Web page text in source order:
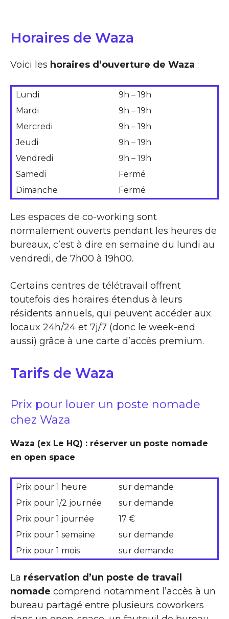
Horaires de Waza
Voici les horaires d’ouverture de Waza :
Lundi
9h – 19h
Mardi
9h – 19h
Mercredi
9h – 19h
Jeudi
9h – 19h
Vendredi
9h – 19h
Samedi
Fermé
Dimanche
Fermé
Les espaces de co-working sont
normalement ouverts pendant les heures de
bureaux, c’est à dire en semaine du lundi au
vendredi, de 7h00 à 19h00.
Certains centres de télétravail offrent
toutefois des horaires étendus à leurs
résidents annuels, qui peuvent accéder aux
locaux 24h/24 et 7j/7 (donc le week-end
aussi) grâce à une carte d’accès premium.
Tarifs de Waza
Prix pour louer un poste nomade
chez Waza
Waza (ex Le HQ) : réserver un poste nomade
en open space
Prix pour 1 heure
sur demande
Prix pour 1/2 journée
sur demande
Prix pour 1 journée
17 €
Prix pour 1 semaine
sur demande
Prix pour 1 mois
sur demande
La réservation d’un poste de travail
nomade comprend notamment l’accès à un
bureau partagé entre plusieurs coworkers